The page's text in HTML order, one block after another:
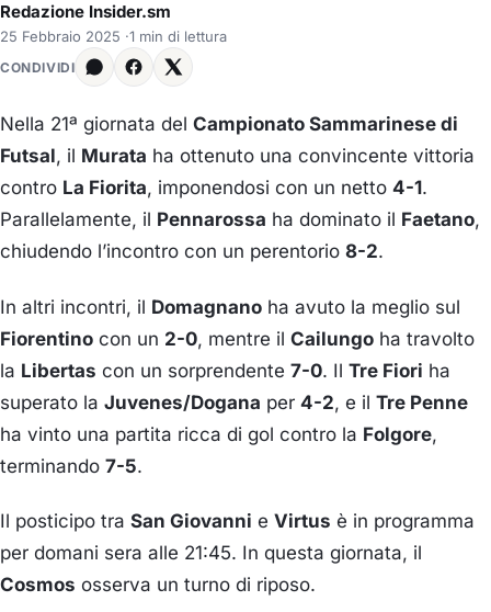
Redazione Insider.sm
25 Febbraio 2025 ·1 min di lettura
CONDIVIDI
Nella 21ª giornata del Campionato Sammarinese di
Futsal, il Murata ha ottenuto una convincente vittoria
contro La Fiorita, imponendosi con un netto 4-1.
Parallelamente, il Pennarossa ha dominato il Faetano,
chiudendo l’incontro con un perentorio 8-2.
In altri incontri, il Domagnano ha avuto la meglio sul
Fiorentino con un 2-0, mentre il Cailungo ha travolto
la Libertas con un sorprendente 7-0. Il Tre Fiori ha
superato la Juvenes/Dogana per 4-2, e il Tre Penne
ha vinto una partita ricca di gol contro la Folgore,
terminando 7-5.
Il posticipo tra San Giovanni e Virtus è in programma
per domani sera alle 21:45. In questa giornata, il
Cosmos osserva un turno di riposo.